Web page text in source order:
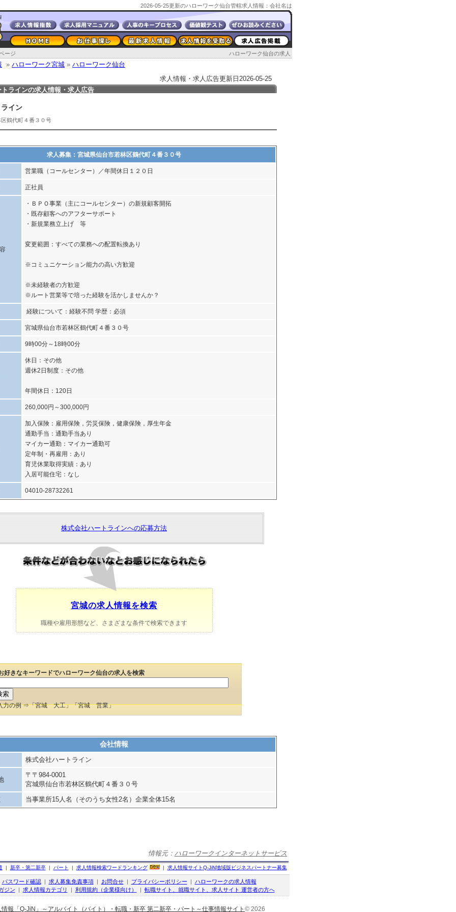
2026-05-25更新のハローワーク仙台管轄求人情報：会社名は
ハローワーク仙台の求人
ージ
» ハローワーク宮城 » ハローワーク仙台
求人情報・求人広告更新日2026-05-25
ラインの求人情報・求人広告
イン
鶴代町４番３０号
求人募集：宮城県仙台市若林区鶴代町４番３０号
営業職（コールセンター）／年間休日１２０日
正社員
・ＢＰＯ事業（主にコールセンター）の新規顧客開拓
・既存顧客へのアフターサポート
・新規業務立上げ 等
変更範囲：すべての業務への配置転換あり
※コミュニケーション能力の高い方歓迎
※未経験者の方歓迎
※ルート営業等で培った経験を活かしませんか？
経験について：経験不問 学歴：必須
宮城県仙台市若林区鶴代町４番３０号
9時00分～18時00分
休日：その他
週休2日制度：その他
年間休日：120日
260,000円～300,000円
加入保険：雇用保険，労災保険，健康保険，厚生年金
通勤手当：通勤手当あり
マイカー通勤：マイカー通勤可
定年制・再雇用：あり
育児休業取得実績：あり
入居可能住宅：なし
04010-28732261
株式会社ハートラインへの応募方法
宮城の求人情報を検索
職種や雇用形態など、さまざまな条件で検索できます
好きなキーワードでハローワーク仙台の求人を検索
力の例 ⇒「宮城 大工」「宮城 営業」
会社情報
株式会社ハートライン
〒〒984-0001
宮城県仙台市若林区鶴代町４番３０号
当事業所15人名（そのうち女性2名）企業全体15名
情報元： ハローワークインターネットサービス
| 新卒・第二新卒| パート | 求人情報検索ワードランキング | 求人情報サイトQ-JiN地域版ビジネスパートナー募集
パスワード確認| 求人募集免責事項| お問合せ| プライバシーポリシー | ハローワークの求人情報
ジン | 求人情報カテゴリ | 利用規約（企業様向け） | 転職サイト、就職サイト、求人サイト 運営者の方へ
情報「Q-JiN」～アルバイト（バイト）・転職・新卒 第二新卒・パート～仕事情報サイト © 2026